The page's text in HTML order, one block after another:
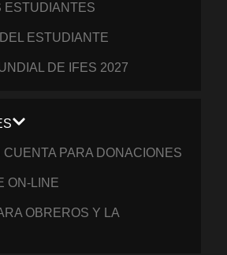
ESTUDIANTES
ESTUDIANTE
DE IFES 2027
PARA DONACIONES
ON-LINE
OBREROS Y LA